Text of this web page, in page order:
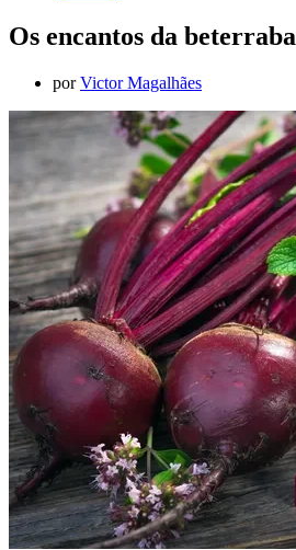
Os encantos da beterraba
porVictor Magalhães